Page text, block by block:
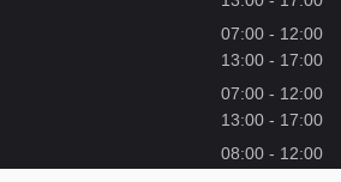
07:00 - 12:00
13:00 - 17:00
07:00 - 12:00
13:00 - 17:00
08:00 - 12:00